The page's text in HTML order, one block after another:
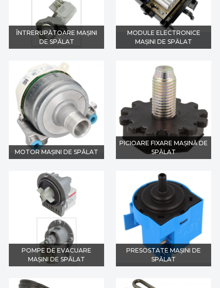
ÎNTRERUPĂTOARE MAȘINI
DE SPĂLAT
MODULE ELECTRONICE
MAȘINI DE SPĂLAT
MOTOR MAȘINI DE SPĂLAT
PICIOARE FIXARE MAȘINĂ DE
SPĂLAT
POMPE DE EVACUARE
MAȘINI DE SPĂLAT
PRESOSTATE MAȘINI DE
SPĂLAT